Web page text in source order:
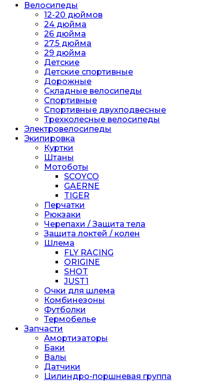
Велосипеды
12-20 дюймов
24 дюйма
26 дюйма
27.5 дюйма
29 дюйма
Детские
Детские спортивные
Дорожные
Складные велосипеды
Спортивные
Спортивные двухподвесные
Трехколесные велосипеды
Электровелосипеды
Экипировка
Куртки
Штаны
Мотоботы
SCOYCO
GAERNE
TIGER
Перчатки
Рюкзаки
Черепахи / Защита тела
Защита локтей / колен
Шлема
FLY RACING
ORIGINE
SHOT
JUST1
Очки для шлема
Комбинезоны
Футболки
Термобелье
Запчасти
Амортизаторы
Баки
Валы
Датчики
Цилиндро-поршневая группа